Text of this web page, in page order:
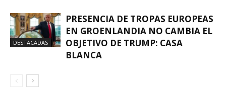
DESTACADAS
PRESENCIA DE TROPAS EUROPEAS
EN GROENLANDIA NO CAMBIA EL
OBJETIVO DE TRUMP: CASA
BLANCA